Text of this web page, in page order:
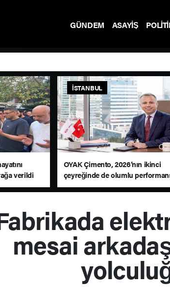
GÜNDEM ASAYİŞ
verildi
İSTANBUL
OYAK Çimento, 2026’nın ikinci
çeyreğinde de olumlu
sürdürdü
mesai